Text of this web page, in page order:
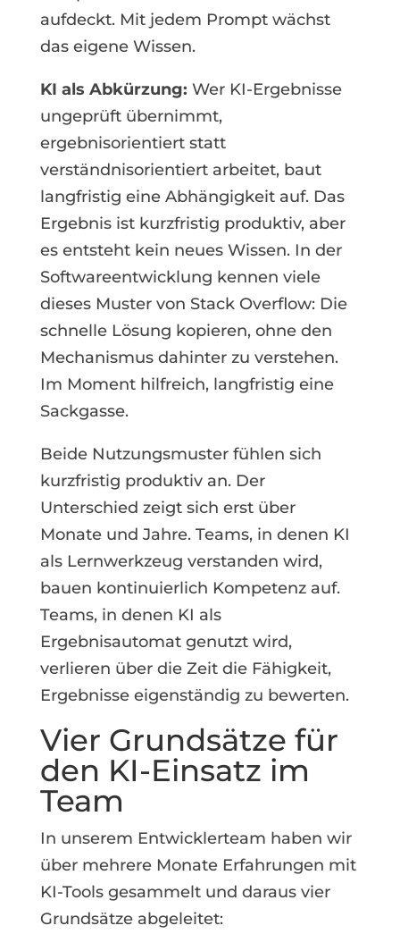
aufdeckt. Mit jedem Prompt wächst
das eigene Wissen.
KI als Abkürzung: Wer KI-Ergebnisse
ungeprüft übernimmt,
ergebnisorientiert statt
verständnisorientiert arbeitet, baut
langfristig eine Abhängigkeit auf. Das
Ergebnis ist kurzfristig produktiv, aber
es entsteht kein neues Wissen. In der
Softwareentwicklung kennen viele
dieses Muster von Stack Overflow: Die
schnelle Lösung kopieren, ohne den
Mechanismus dahinter zu verstehen.
Im Moment hilfreich, langfristig eine
Sackgasse.
Beide Nutzungsmuster fühlen sich
kurzfristig produktiv an. Der
Unterschied zeigt sich erst über
Monate und Jahre. Teams, in denen KI
als Lernwerkzeug verstanden wird,
bauen kontinuierlich Kompetenz auf.
Teams, in denen KI als
Ergebnisautomat genutzt wird,
verlieren über die Zeit die Fähigkeit,
Ergebnisse eigenständig zu bewerten.
Vier Grundsätze für
den KI-Einsatz im
Team
In unserem Entwicklerteam haben wir
über mehrere Monate Erfahrungen mit
KI-Tools gesammelt und daraus vier
Grundsätze abgeleitet: